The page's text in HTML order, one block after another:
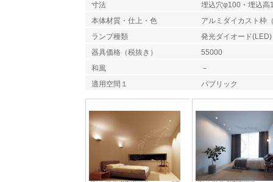
寸法
埋込穴φ100・埋込高
本体材質・仕上・色
アルミダイカスト枠
ランプ種類
発光ダイオード(LED)
器具価格（税抜き）
55000
和風
－
適用空間１
パブリック